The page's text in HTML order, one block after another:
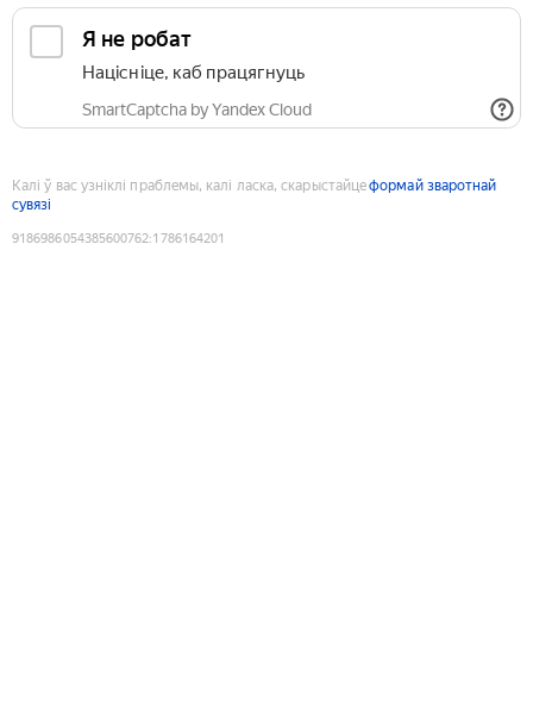
Я не робат
Націсніце, каб працягнуць
SmartCaptcha by Yandex Cloud
Калі ў вас узніклі праблемы, калі ласка, скарыстайцеформай зваротнай
сувязі
9186986054385600762:1786164201